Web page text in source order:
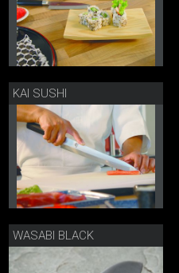
KAI SUSHI
WASABI BLACK